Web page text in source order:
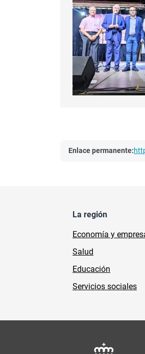
Enlace permanente:
La región
Economía y
Salud
Educación
Servicios sociales